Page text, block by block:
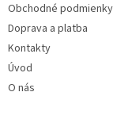
Obchodné podmienky
Doprava a platba
Kontakty
Úvod
O nás